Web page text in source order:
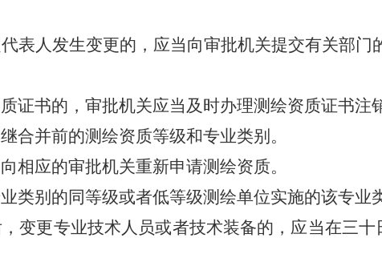
人发生变更的，应当向审批机关提交有关部门
书的，审批机关应当及时办理测绘资质证书注
并前的测绘资质等级和专业类别。
应的审批机关重新申请测绘资质。
别的同等级或者低等级测绘单位实施的该专业
更专业技术人员或者技术装备的，应当在三十